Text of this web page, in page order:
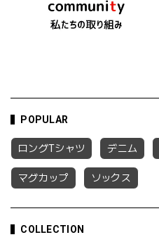
POPULAR
ロングTシャツ デニム
マグカップ ソックス
COLLECTION